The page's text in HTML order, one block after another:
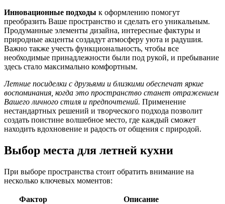
Инновационные подходы к оформлению помогут
преобразить Ваше пространство и сделать его уникальным.
Продуманные элементы дизайна, интересные фактуры и
природные акценты создадут атмосферу уюта и радушия.
Важно также учесть функциональность, чтобы все
необходимые принадлежности были под рукой, и пребывание
здесь стало максимально комфортным.
Летние посиделки с друзьями и близкими обеспечат яркие
воспоминания, когда это пространство станет отражением
Вашего личного стиля и предпочтений. Применение
нестандартных решений и творческого подхода позволит
создать поистине волшебное место, где каждый сможет
находить вдохновение и радость от общения с природой.
Выбор места для летней кухни
При выборе пространства стоит обратить внимание на
несколько ключевых моментов:
Фактор Описание